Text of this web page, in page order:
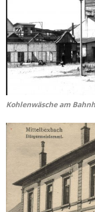
Kohlenwäsche am